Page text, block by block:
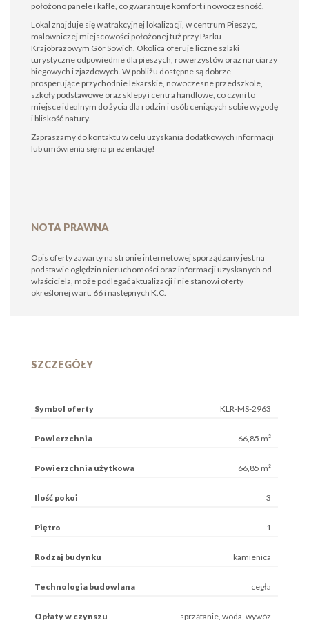
położono panele i kafle, co gwarantuje komfort i nowoczesność.
Lokal znajduje się w atrakcyjnej lokalizacji, w centrum Pieszyc,
malowniczej miejscowości położonej tuż przy Parku
Krajobrazowym Gór Sowich. Okolica oferuje liczne szlaki
turystyczne odpowiednie dla pieszych, rowerzystów oraz narciarzy
biegowych i zjazdowych. W pobliżu dostępne są dobrze
prosperujące przychodnie lekarskie, nowoczesne przedszkole,
szkoły podstawowe oraz sklepy i centra handlowe, co czyni to
miejsce idealnym do życia dla rodzin i osób ceniących sobie wygodę
i bliskość natury.
Zapraszamy do kontaktu w celu uzyskania dodatkowych informacji
lub umówienia się na prezentację!
NOTA PRAWNA
Opis oferty zawarty na stronie internetowej sporządzany jest na
podstawie oględzin nieruchomości oraz informacji uzyskanych od
właściciela, może podlegać aktualizacji i nie stanowi oferty
określonej w art. 66 i następnych K.C.
SZCZEGÓŁY
Symbol oferty KLR-MS-2963
Powierzchnia 66,85 m²
Powierzchnia użytkowa 66,85 m²
Ilość pokoi 3
Piętro 1
Rodzaj budynku kamienica
Technologia budowlana cegła
Opłaty w czynszu sprzątanie, woda, wywóz